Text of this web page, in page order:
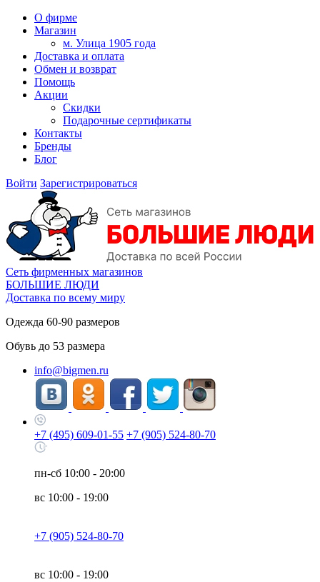
О фирме
Магазин
м. Улица 1905 года
Доставка и оплата
Обмен и возврат
Помощь
Акции
Скидки
Подарочные сертификаты
Контакты
Бренды
Блог
Войти Зарегистрироваться
Сеть фирменных магазинов
БОЛЬШИЕ ЛЮДИ
Доставка по всему миру
Одежда 60-90 размеров
Обувь до 53 размера
info@bigmen.ru
+7 (495) 609-01-55 +7 (905) 524-80-70
пн-сб 10:00 - 20:00
вс 10:00 - 19:00
+7 (905) 524-80-70
вс 10:00 - 19:00